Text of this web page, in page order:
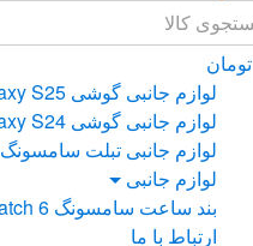
تومان
لوازم جانبی گوشی Galaxy S25
لوازم جانبی گوشی Galaxy S24
لوازم جانبی تبلت سامسونگ Galaxy Tab S9
لوازم جانبی
بند ساعت سامسونگ Galaxy Watch 6
ارتباط با ما